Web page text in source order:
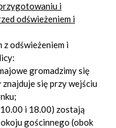
i
odświeżeniem i
z odświeżeniem i
gromadzimy się
się przy wejściu
10.00 i 18.00) zostają
gościnnego (obok